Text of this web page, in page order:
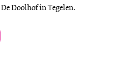
Doolhof in Tegelen.